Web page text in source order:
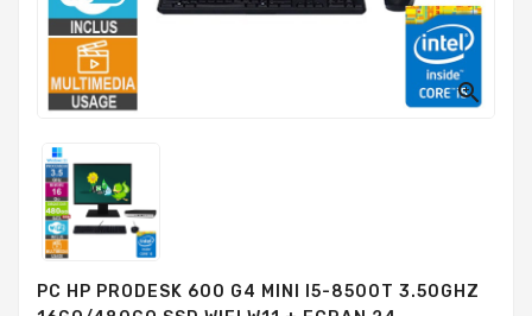
Tout-
Mémoires
RAM
Durs

PC HP PRODESK 600 G4 MINI I5-8500T 3.50GHZ